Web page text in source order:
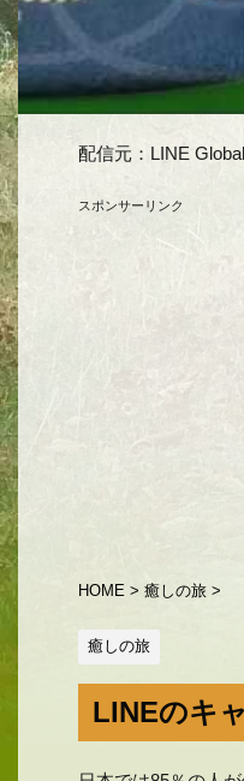
配信元： LINE Global
スポンサーリンク
HOME > 癒しの旅 >
癒しの旅
LINEのキ